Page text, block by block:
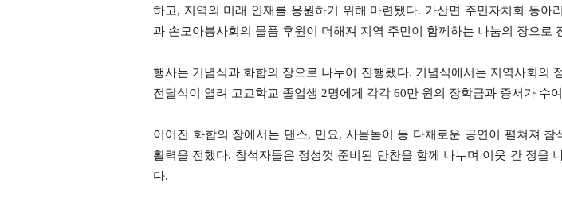
하고, 지역의 미래 인재를 응원하기 위해 마련됐다. 가산면 주민자치회 동아
과 손모아봉사회의 물품 후원이 더해져 지역 주민이 함께하는 나눔의 장으로
행사는 기념식과 화합의 장으로 나누어 진행됐다. 기념식에서는 지역사회의
전달식이 열려 고교학교 졸업생 2명에게 각각 60만 원의 장학금과 증서가 수
이어진 화합의 장에서는 댄스, 민요, 사물놀이 등 다채로운 공연이 펼쳐져 참
활력을 전했다. 참석자들은 정성껏 준비된 만찬을 함께 나누며 이웃 간 정을
다.